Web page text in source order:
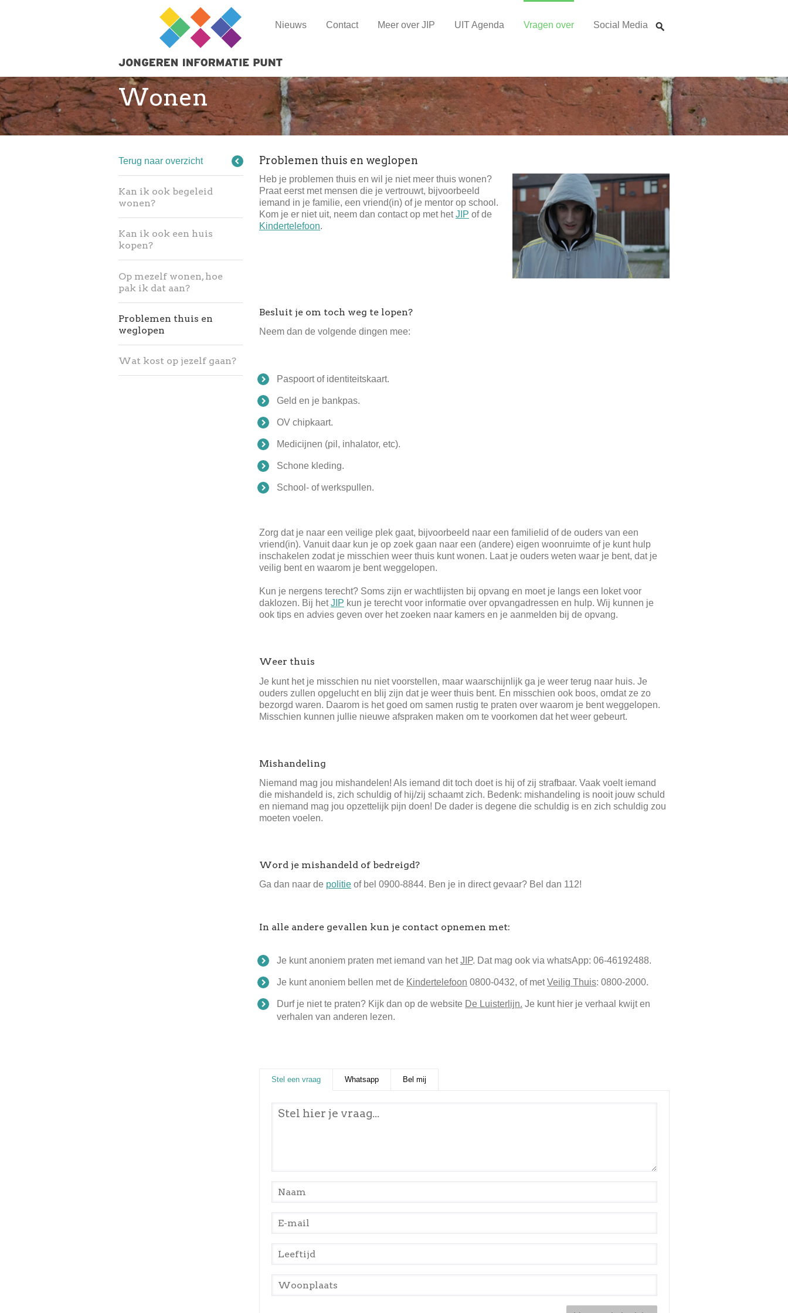
Nieuws Contact Meer over JIP UIT Agenda Vragen over Social Media
Wonen
Terug naar overzicht
Kan ik ook begeleid
wonen?
Kan ik ook een huis
kopen?
Op mezelf wonen, hoe
pak ik dat aan?
Problemen thuis en
weglopen
Wat kost op jezelf gaan?
Problemen thuis en weglopen
Heb je problemen thuis en wil je niet meer thuis wonen?
Praat eerst met mensen die je vertrouwt, bijvoorbeeld
iemand in je familie, een vriend(in) of je mentor op school.
Kom je er niet uit, neem dan contact op met hetJIP of de
Kindertelefoon.
Besluit je om toch weg te lopen?
Neem dan de volgende dingen mee:
Paspoort of identiteitskaart.
Geld en je bankpas.
OV chipkaart.
Medicijnen (pil, inhalator, etc).
Schone kleding.
School- of werkspullen.
Zorg dat je naar een veilige plek gaat, bijvoorbeeld naar een familielid of de ouders van een
vriend(in). Vanuit daar kun je op zoek gaan naar een (andere) eigen woonruimte of je kunt hulp
inschakelen zodat je misschien weer thuis kunt wonen. Laat je ouders weten waar je bent, dat je
veilig bent en waarom je bent weggelopen.
Kun je nergens terecht? Soms zijn er wachtlijsten bij opvang en moet je langs een loket voor
daklozen. Bij hetJIP kun je terecht voor informatie over opvangadressen en hulp. Wij kunnen je
ook tips en advies geven over het zoeken naar kamers en je aanmelden bij de opvang.
Weer thuis
Je kunt het je misschien nu niet voorstellen, maar waarschijnlijk ga je weer terug naar huis. Je
ouders zullen opgelucht en blij zijn dat je weer thuis bent. En misschien ook boos, omdat ze zo
bezorgd waren. Daarom is het goed om samen rustig te praten over waarom je bent weggelopen.
Misschien kunnen jullie nieuwe afspraken maken om te voorkomen dat het weer gebeurt.
Mishandeling
Niemand mag jou mishandelen! Als iemand dit toch doet is hij of zij strafbaar. Vaak voelt iemand
die mishandeld is, zich schuldig of hij/zij schaamt zich. Bedenk: mishandeling is nooit jouw schuld
en niemand mag jou opzettelijk pijn doen! De dader is degene die schuldig is en zich schuldig zou
moeten voelen.
Word je mishandeld of bedreigd?
Ga dan naar de politie of bel 0900-8844. Ben je in direct gevaar? Bel dan 112!
In alle andere gevallen kun je contact opnemen met:
Je kunt anoniem praten met iemand van hetJIP. Dat mag ook via whatsApp: 06-46192488.
Je kunt anoniem bellen met de Kindertelefoon 0800-0432, of metVeilig Thuis: 0800-2000.
Durf je niet te praten? Kijk dan op de website De Luisterlijn. Je kunt hier je verhaal kwijt en
verhalen van anderen lezen.
Stel een vraag (actieve tabblad)
Whatsapp Bel mij
Stel een vraag
Naam
E-mail *
Leeftijd*
Woonplaats *